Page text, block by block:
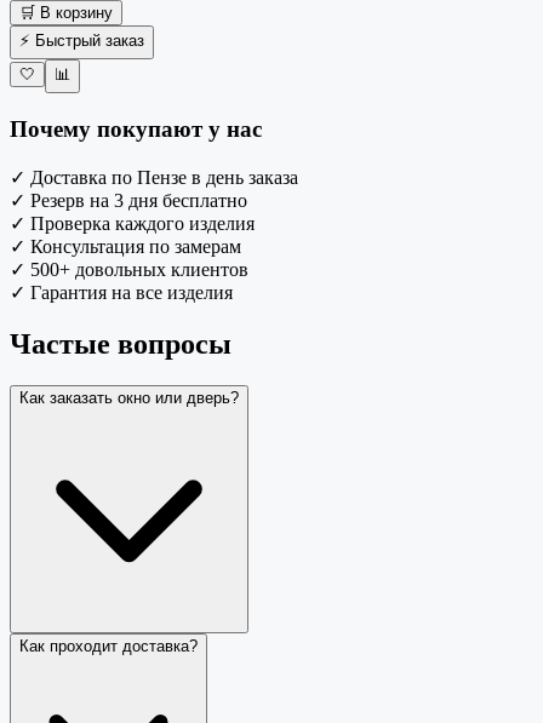
🛒 В корзину
⚡ Быстрый заказ
🤍
📊
Почему покупают у нас
✓ Доставка по Пензе в день заказа
✓ Резерв на 3 дня бесплатно
✓ Проверка каждого изделия
✓ Консультация по замерам
✓ 500+ довольных клиентов
✓ Гарантия на все изделия
Частые вопросы
Как заказать окно или дверь?
Как проходит доставка?